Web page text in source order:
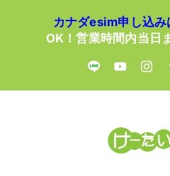
カナダesim申し込み
OK！営業時間内当日
LINE YouTube